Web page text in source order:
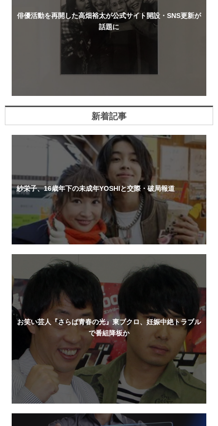
俳優活動を再開した高畑裕太が公式サイト開設・SNS更新が
話題に
新着記事
紗栄子、16歳年下の未成年YOSHIと交際・破局報道
お笑い芸人『さらば青春の光』東ブクロ、妊娠中絶トラブル
で番組降板か